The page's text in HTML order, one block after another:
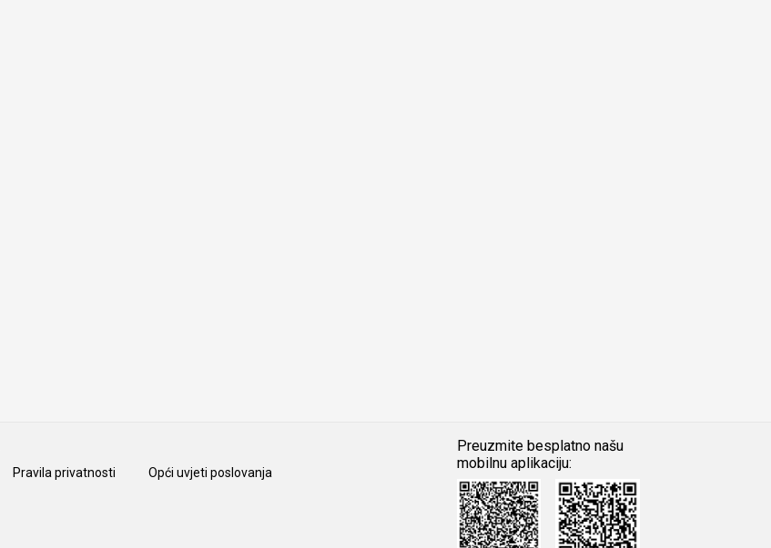
Pravila privatnosti Opći uvjeti poslovanja
Preuzmite besplatno našu
mobilnu aplikaciju:
Android iOS